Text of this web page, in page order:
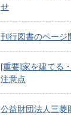
せ
刊行図書のページ
[重要]家を建てる
注意点
公益財団法人三菱